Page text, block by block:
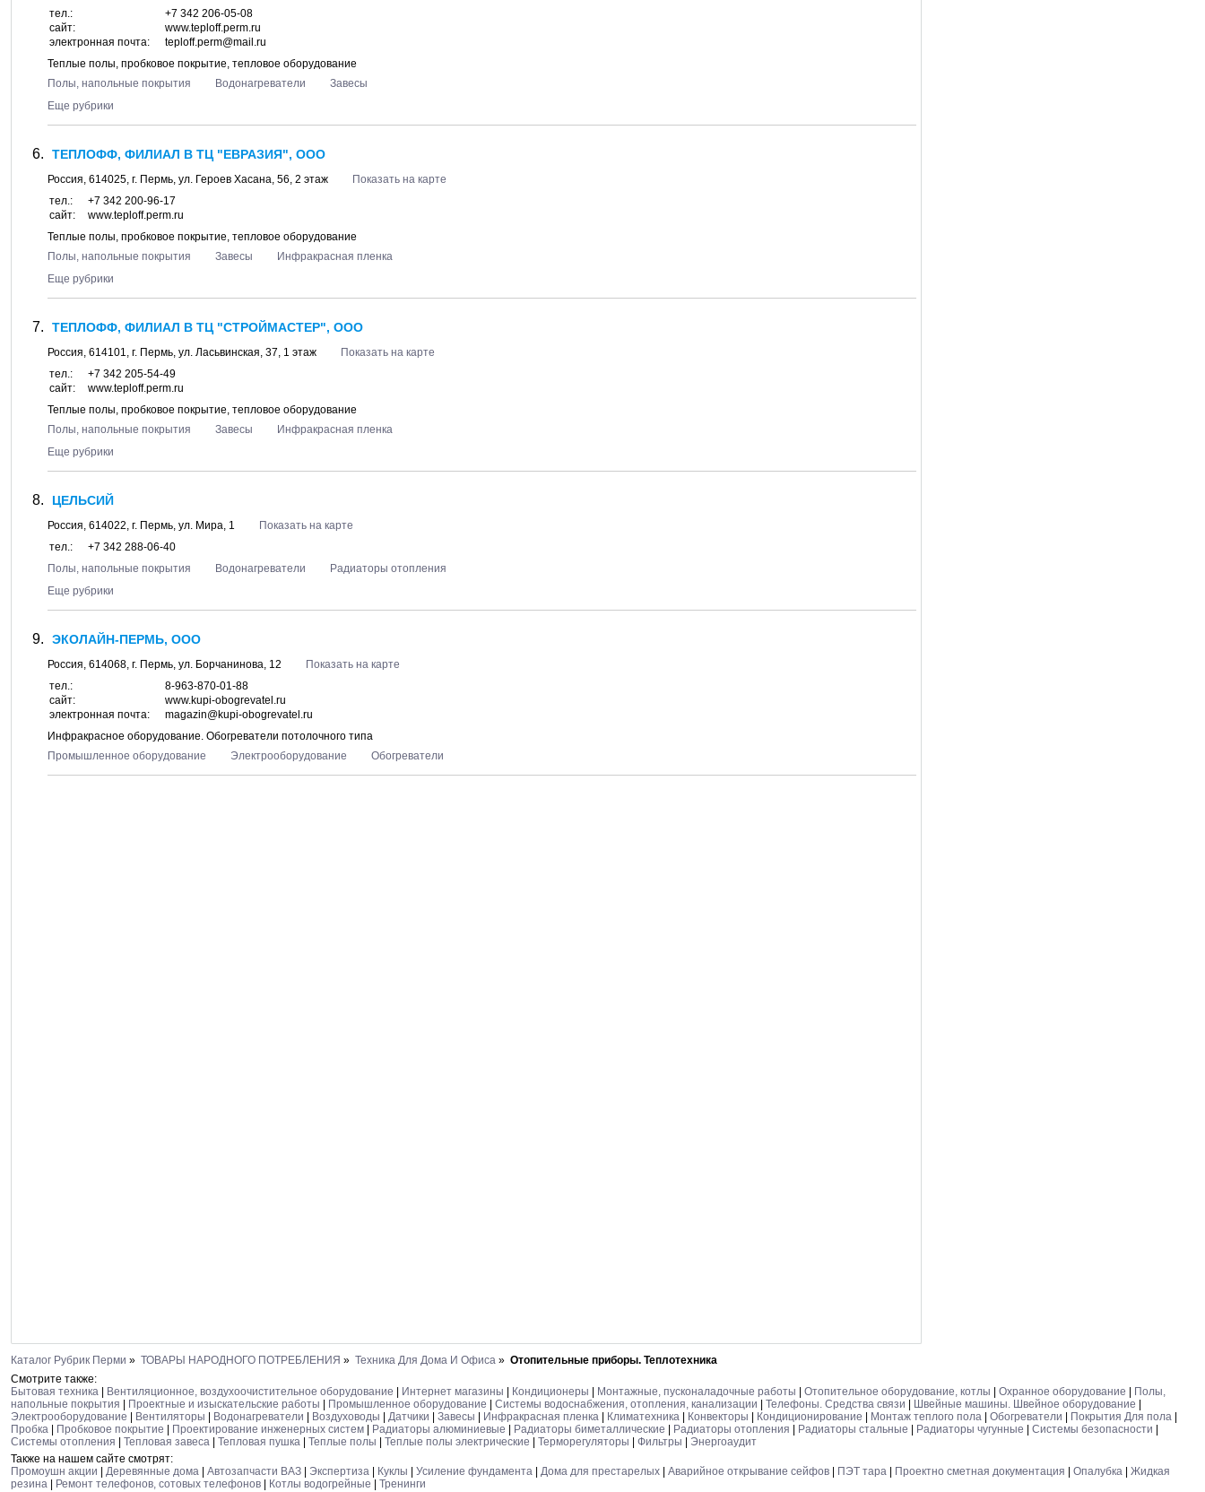
тел.:
+7 342 206-05-08
сайт:
www.teploff.perm.ru
электронная почта:
teploff.perm@mail.ru
Теплые полы, пробковое покрытие, тепловое оборудование
Полы, напольные покрытия
Водонагреватели
Завесы
Еще рубрики
ТЕПЛОФФ, ФИЛИАЛ В ТЦ "ЕВРАЗИЯ", ООО
Россия, 614025, г. Пермь, ул. Героев Хасана, 56, 2 этаж
Показать на карте
тел.:
+7 342 200-96-17
сайт:
www.teploff.perm.ru
Теплые полы, пробковое покрытие, тепловое оборудование
Полы, напольные покрытия
Завесы
Инфракрасная пленка
Еще рубрики
ТЕПЛОФФ, ФИЛИАЛ В ТЦ "СТРОЙМАСТЕР", ООО
Россия, 614101, г. Пермь, ул. Ласьвинская, 37, 1 этаж
Показать на карте
тел.:
+7 342 205-54-49
сайт:
www.teploff.perm.ru
Теплые полы, пробковое покрытие, тепловое оборудование
Полы, напольные покрытия
Завесы
Инфракрасная пленка
Еще рубрики
ЦЕЛЬСИЙ
Россия, 614022, г. Пермь, ул. Мира, 1
Показать на карте
тел.:
+7 342 288-06-40
Полы, напольные покрытия
Водонагреватели
Радиаторы отопления
Еще рубрики
ЭКОЛАЙН-ПЕРМЬ, ООО
Россия, 614068, г. Пермь, ул. Борчанинова, 12
Показать на карте
тел.:
8-963-870-01-88
сайт:
www.kupi-obogrevatel.ru
электронная почта:
magazin@kupi-obogrevatel.ru
Инфракрасное оборудование. Обогреватели потолочного типа
Промышленное оборудование
Электрооборудование Обогреватели
Каталог Рубрик Перми » ТОВАРЫ НАРОДНОГО ПОТРЕБЛЕНИЯ » Техника Для Дома И Офиса » Отопительные приборы. Теплотехника
Смотрите также:
Бытовая техника
Вентиляционное, воздухоочистительное оборудование Интернет магазины Кондиционеры Монтажные, пусконаладочные работы Отопительное оборудование, котлы Охранное оборудование
Полы,
напольные покрытия
Проектные и изыскательские работы Промышленное оборудование Системы водоснабжения, отопления, канализации Телефоны. Средства связи Швейные машины. Швейное оборудование
Электрооборудование
Вентиляторы Водонагреватели Воздуховоды Датчики Завесы Инфракрасная пленка Климатехника Конвекторы Кондиционирование Монтаж теплого пола Обогреватели Покрытия Для пола
Пробка
Пробковое покрытие Проектирование инженерных систем Радиаторы алюминиевые Радиаторы биметаллические Радиаторы отопления Радиаторы стальные Радиаторы чугунные Системы безопасности
Системы отопления
Тепловая завеса Тепловая пушка Теплые полы Теплые полы электрические Терморегуляторы Фильтры
Энергоаудит
Также на нашем сайте смотрят:
Промоушн акции
Деревянные дома Автозапчасти ВАЗ Экспертиза Куклы Усиление фундамента Дома для престарелых Аварийное открывание сейфов ПЭТ тара Проектно сметная документация Опалубка
Жидкая
резина
Ремонт телефонов, сотовых телефонов Котлы водогрейные Тренинги